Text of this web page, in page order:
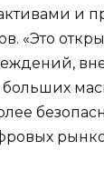
и
«Это